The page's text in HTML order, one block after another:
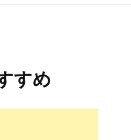
すめ